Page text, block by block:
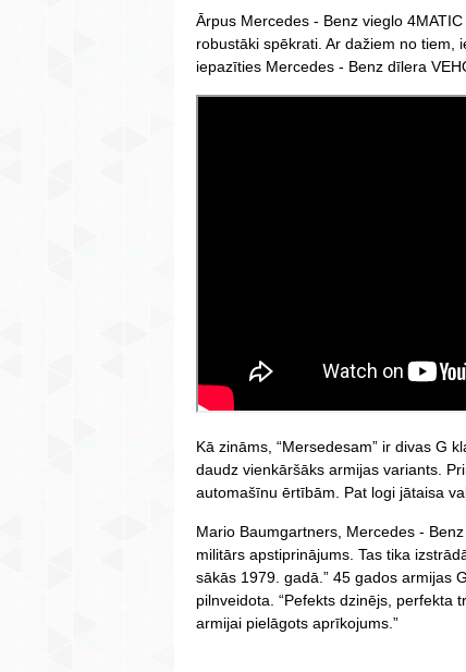
Ārpus Mercedes - Benz vieglo
robustāki spēkrati. Ar dažiem no tiem,
iepazīties Mercedes - Benz dīlera
Kā zināms, “Mersedesam” ir divas G
daudz vienkāršāks armijas variants.
automašīnu ērtībām. Pat logi jātaisa
Mario Baumgartners, Mercedes -
militārs apstiprinājums. Tas tika
sākās 1979. gadā.” 45 gados armijas
pilnveidota. “Pefekts dzinējs, perfekta
armijai pielāgots aprīkojums.”